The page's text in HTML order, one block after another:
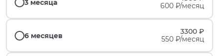
3 месяца
600 ₽/месяц
6 месяцев
3300 ₽
550 ₽/месяц